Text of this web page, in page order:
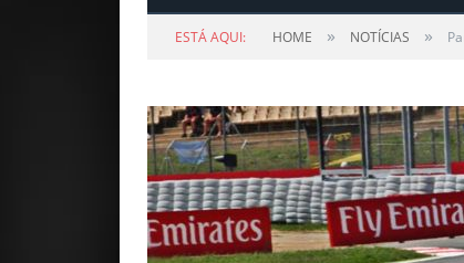
ESTÁ AQUI: HOME » NOTÍCIAS »